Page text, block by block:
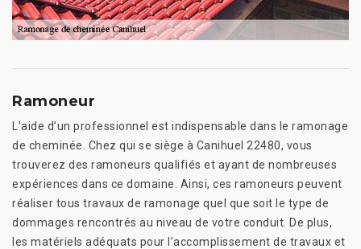
Ramoneur
L’aide d’un professionnel est indispensable dans le ramonage
de cheminée. Chez qui se siège à Canihuel 22480, vous
trouverez des ramoneurs qualifiés et ayant de nombreuses
expériences dans ce domaine. Ainsi, ces ramoneurs peuvent
réaliser tous travaux de ramonage quel que soit le type de
dommages rencontrés au niveau de votre conduit. De plus,
les matériels adéquats pour l’accomplissement de travaux et